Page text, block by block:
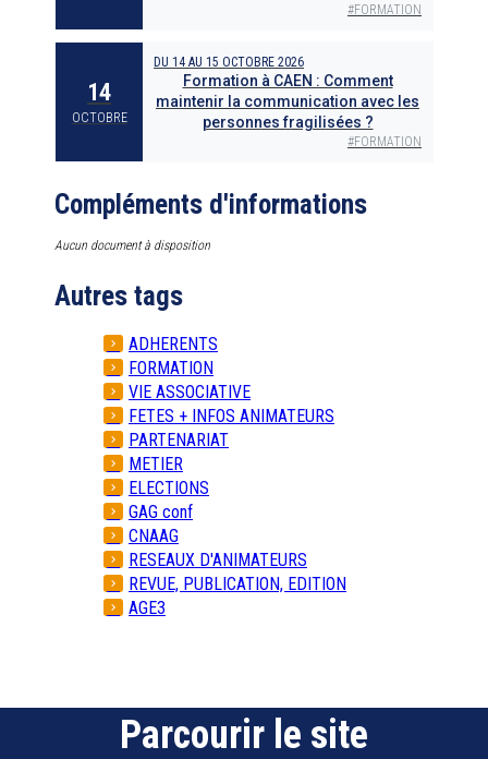
#FORMATION
14
OCTOBRE
DU 14 AU 15 OCTOBRE 2026
Formation à CAEN : Comment
maintenir la communication avec les
personnes fragilisées ?
#FORMATION
Compléments d'informations
Aucun document à disposition
Autres tags
ADHERENTS
FORMATION
VIE ASSOCIATIVE
FETES + INFOS ANIMATEURS
PARTENARIAT
METIER
ELECTIONS
GAG conf
CNAAG
RESEAUX D'ANIMATEURS
REVUE, PUBLICATION, EDITION
AGE3
Parcourir le site